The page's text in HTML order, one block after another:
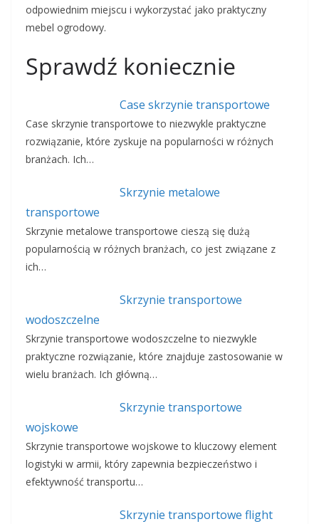
odpowiednim miejscu i wykorzystać jako praktyczny
mebel ogrodowy.
Sprawdź koniecznie
Case skrzynie transportowe
Case skrzynie transportowe to niezwykle praktyczne
rozwiązanie, które zyskuje na popularności w różnych
branżach. Ich…
Skrzynie metalowe
transportowe
Skrzynie metalowe transportowe cieszą się dużą
popularnością w różnych branżach, co jest związane z
ich…
Skrzynie transportowe
wodoszczelne
Skrzynie transportowe wodoszczelne to niezwykle
praktyczne rozwiązanie, które znajduje zastosowanie w
wielu branżach. Ich główną…
Skrzynie transportowe
wojskowe
Skrzynie transportowe wojskowe to kluczowy element
logistyki w armii, który zapewnia bezpieczeństwo i
efektywność transportu…
Skrzynie transportowe flight